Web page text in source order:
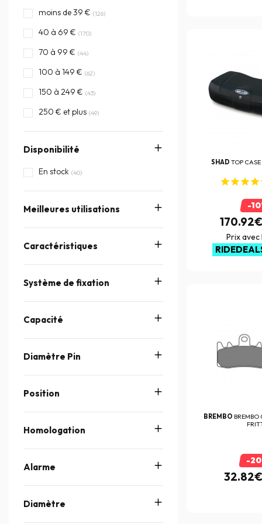
moins de 39 € (126)
40 à 69 € (170)
70 à 99 € (44)
100 à 149 € (62)
150 à 249 € (43)
250 € et plus (49)
Disponibilité
En stock (40)
Meilleures utilisations
Caractéristiques
Système de fixation
Capacité
Diamètre Pin
Position
Homologation
Alarme
Diamètre
SHAD TOP
-
170.92€
Prix avec
BREMBO BREMBO
-
32.82€